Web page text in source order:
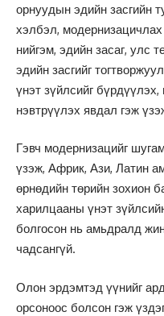
орнуудын эдийн засгийн
хэлбэл,
нийгэм, эдийн засаг, улс
эдийн засгийг
үнэт зүйлсийг
нэвтрүүлэх явдал гэж
Гэвч модернизацийг
үзэж, Африк, Ази, Латин
өрнөдийн төрийн зохион
харилцааны үнэт
болгосон нь амьдралд
чадсангүй.
Олон эрдэмтэд үүнийг
орсоноос болсон гэж